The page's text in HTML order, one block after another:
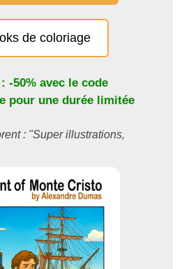
de coloriage
-50% avec le code
pour une durée limitée
: "Super illustrations,